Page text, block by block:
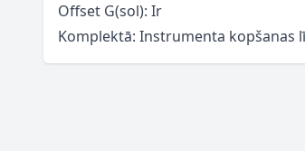
Offset G(sol): Ir
Komplektā: Instrumenta kopšanas